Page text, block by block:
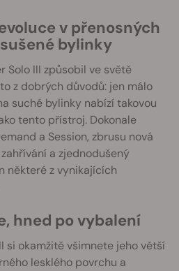
v přenosných
bylinky
Solo III způsobil ve světě
z dobrých důvodů: jen málo
suché bylinky nabízí takovou
tento přístroj. Dokonale
a Session, zbrusu nová
a zjednodušený
některé z vynikajících
hned po vybalení
si okamžitě všimnete jeho větší
lesklého povrchu a